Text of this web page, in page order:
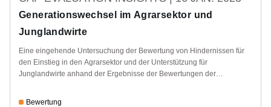
Generationswechsel im Agrarsektor und
Junglandwirte
Eine eingehende Untersuchung der Bewertung von Hindernissen für
den Einstieg in den Agrarsektor und der Unterstützung für
Junglandwirte anhand der Ergebnisse der Bewertungen der
Bewertung